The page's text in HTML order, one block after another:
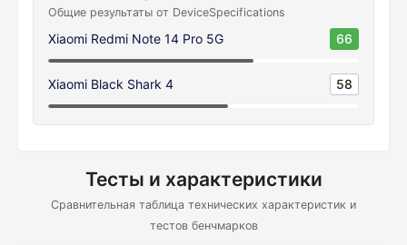
Общие результаты от DeviceSpecifications
Xiaomi Redmi Note 14 Pro 5G 66
Xiaomi Black Shark 4 58
Тесты и характеристики
Сравнительная таблица технических характеристик и
тестов бенчмарков